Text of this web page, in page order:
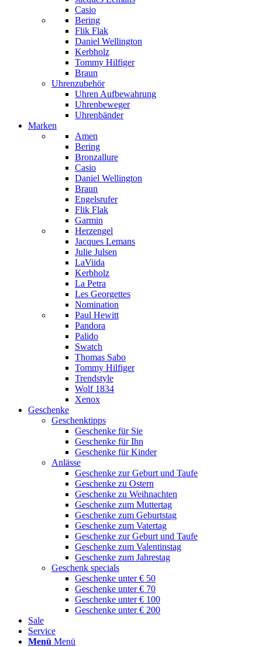
Casio
Bering
Flik Flak
Daniel Wellington
Kerbholz
Tommy Hilfiger
Braun
Uhrenzubehör
Uhren Aufbewahrung
Uhrenbeweger
Uhrenbänder
Marken
Amen
Bering
Bronzallure
Casio
Daniel Wellington
Braun
Engelsrufer
Flik Flak
Garmin
Herzengel
Jacques Lemans
Julie Julsen
LaViida
Kerbholz
La Petra
Les Georgettes
Nomination
Paul Hewitt
Pandora
Palido
Swatch
Thomas Sabo
Tommy Hilfiger
Trendstyle
Wolf 1834
Xenox
Geschenke
Geschenktipps
Geschenke für Sie
Geschenke für Ihn
Geschenke für Kinder
Anlässe
Geschenke zur Geburt und Taufe
Geschenke zu Ostern
Geschenke zu Weihnachten
Geschenke zum Muttertag
Geschenke zum Geburtstag
Geschenke zum Vatertag
Geschenke zur Geburt und Taufe
Geschenke zum Valentinstag
Geschenke zum Jahrestag
Geschenk specials
Geschenke unter € 50
Geschenke unter € 70
Geschenke unter € 100
Geschenke unter € 200
Sale
Service
Menü Menü